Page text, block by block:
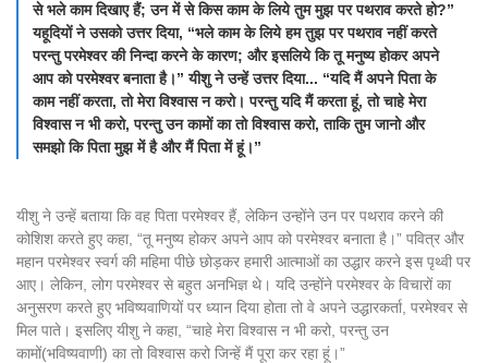
से भले काम दिखाए हैं; उन में से किस काम के लिये तुम मुझ पर पथराव करते हो?”
यहूदियों ने उसको उत्तर दिया, “भले काम के लिये हम तुझ पर पथराव नहीं करते
परन्तु परमेश्वर की निन्दा करने के कारण; और इसलिये कि तू मनुष्य होकर अपने
आप को परमेश्वर बनाता है।” यीशु ने उन्हें उत्तर दिया... “यदि मैं अपने पिता के
काम नहीं करता, तो मेरा विश्वास न करो। परन्तु यदि मैं करता हूं, तो चाहे मेरा
विश्वास न भी करो, परन्तु उन कामों का तो विश्वास करो, ताकि तुम जानो और
समझो कि पिता मुझ में है और मैं पिता में हूं।”
यीशु ने उन्हें बताया कि वह पिता परमेश्वर हैं, लेकिन उन्होंने उन पर पथराव करने की
कोशिश करते हुए कहा, “तू मनुष्य होकर अपने आप को परमेश्वर बनाता है।” पवित्र और
महान परमेश्वर स्वर्ग की महिमा पीछे छोड़कर हमारी आत्माओं का उद्धार करने इस पृथ्वी पर
आए। लेकिन, लोग परमेश्वर से बहुत अनभिज्ञ थे। यदि उन्होंने परमेश्वर के विचारों का
अनुसरण करते हुए भविष्यवाणियों पर ध्यान दिया होता तो वे अपने उद्धारकर्ता, परमेश्वर से
मिल पाते। इसलिए यीशु ने कहा, “चाहे मेरा विश्वास न भी करो, परन्तु उन
कामों(भविष्यवाणी) का तो विश्वास करो जिन्हें मैं पूरा कर रहा हूं।”